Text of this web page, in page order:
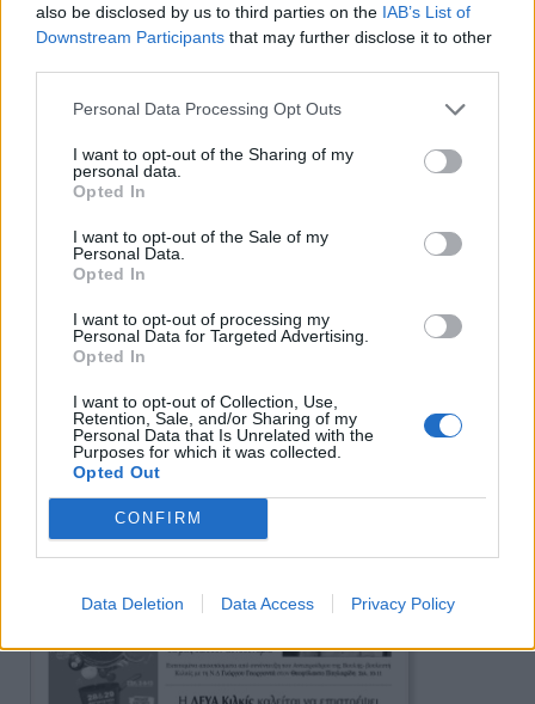
also be disclosed by us to third parties on the IAB’s List of
Downstream Participants that may further disclose it to other
Personal Data Processing Opt Outs
I want to opt-out of the Sharing of my
personal data.
Opted In
I want to opt-out of the Sale of my
Personal Data.
Opted In
I want to opt-out of processing my
Personal Data for Targeted Advertising.
Opted In
I want to opt-out of Collection, Use,
Retention, Sale, and/or Sharing of my
Personal Data that Is Unrelated with the
Purposes for which it was collected.
Opted Out
CONFIRM
Data Deletion Data Access Privacy Policy
Πρωινή 5-8-2026
Ειδήσεις